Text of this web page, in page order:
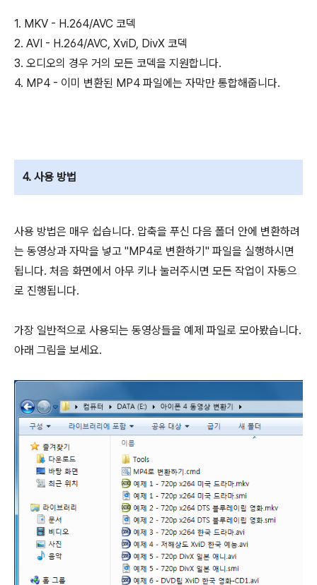
1. MKV - H.264/AVC 코덱
2. AVI - H.264/AVC, XviD, DivX 코덱
3. 오디오의 경우 거의 모든 코덱을 지원합니다.
4. MP4 - 이미 변환된 MP4 파일에는 자막만 통합해줍니다.
4. 사용 방법
사용 방법은 매우 쉽습니다. 압축을 푸신 다음 폴더 안에 변환하려
는 동영상과 자막을 넣고 "MP4로 변환하기" 파일을 실행하시면
됩니다. 처음 화면에서 아무 키나 눌러주시면 모든 작업이 자동으
로 진행됩니다.
가장 일반적으로 사용되는 동영상들을 예제 파일로 모아봤습니다.
아래 그림을 보세요.